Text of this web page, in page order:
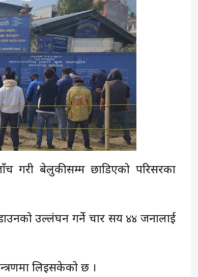
गरी बेलुकीसम्म छाडिएको परिसरका
उल्लंघन गर्ने चार सय ४४ जनालाई
लिइसकेको छ ।